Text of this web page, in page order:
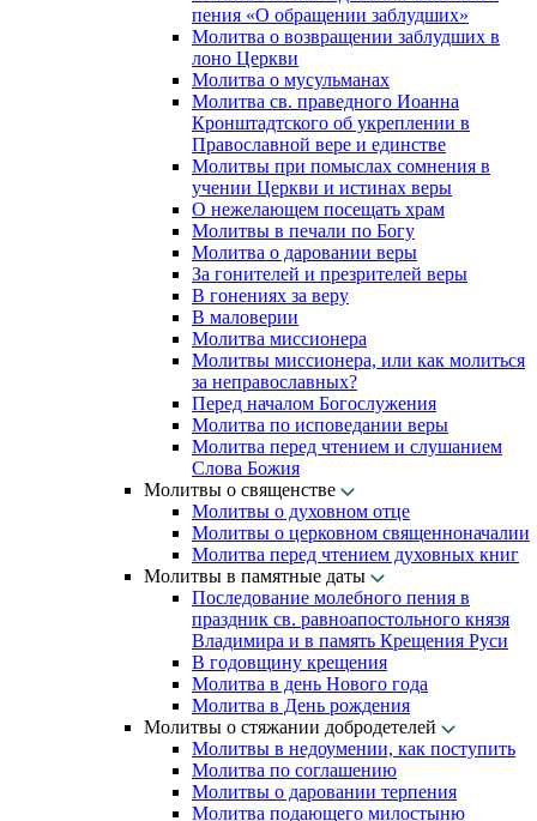
пения «О обращении заблудших»
Молитва о возвращении заблудших в
лоно Церкви
Молитва о мусульманах
Молитва св. праведного Иоанна
Кронштадтского об укреплении в
Православной вере и единстве
Молитвы при помыслах сомнения в
учении Церкви и истинах веры
О нежелающем посещать храм
Молитвы в печали по Богу
Молитва о даровании веры
За гонителей и презрителей веры
В гонениях за веру
В маловерии
Молитва миссионера
Молитвы миссионера, или как молиться
за неправославных?
Перед началом Богослужения
Молитва по исповедании веры
Молитва перед чтением и слушанием
Слова Божия
Молитвы о священстве
Молитвы о духовном отце
Молитвы о церковном священноначалии
Молитва перед чтением духовных книг
Молитвы в памятные даты
Последование молебного пения в
праздник св. равноапостольного князя
Владимира и в память Крещения Руси
В годовщину крещения
Молитва в день Нового года
Молитва в День рождения
Молитвы о стяжании добродетелей
Молитвы в недоумении, как поступить
Молитва по соглашению
Молитвы о даровании терпения
Молитва подающего милостыню